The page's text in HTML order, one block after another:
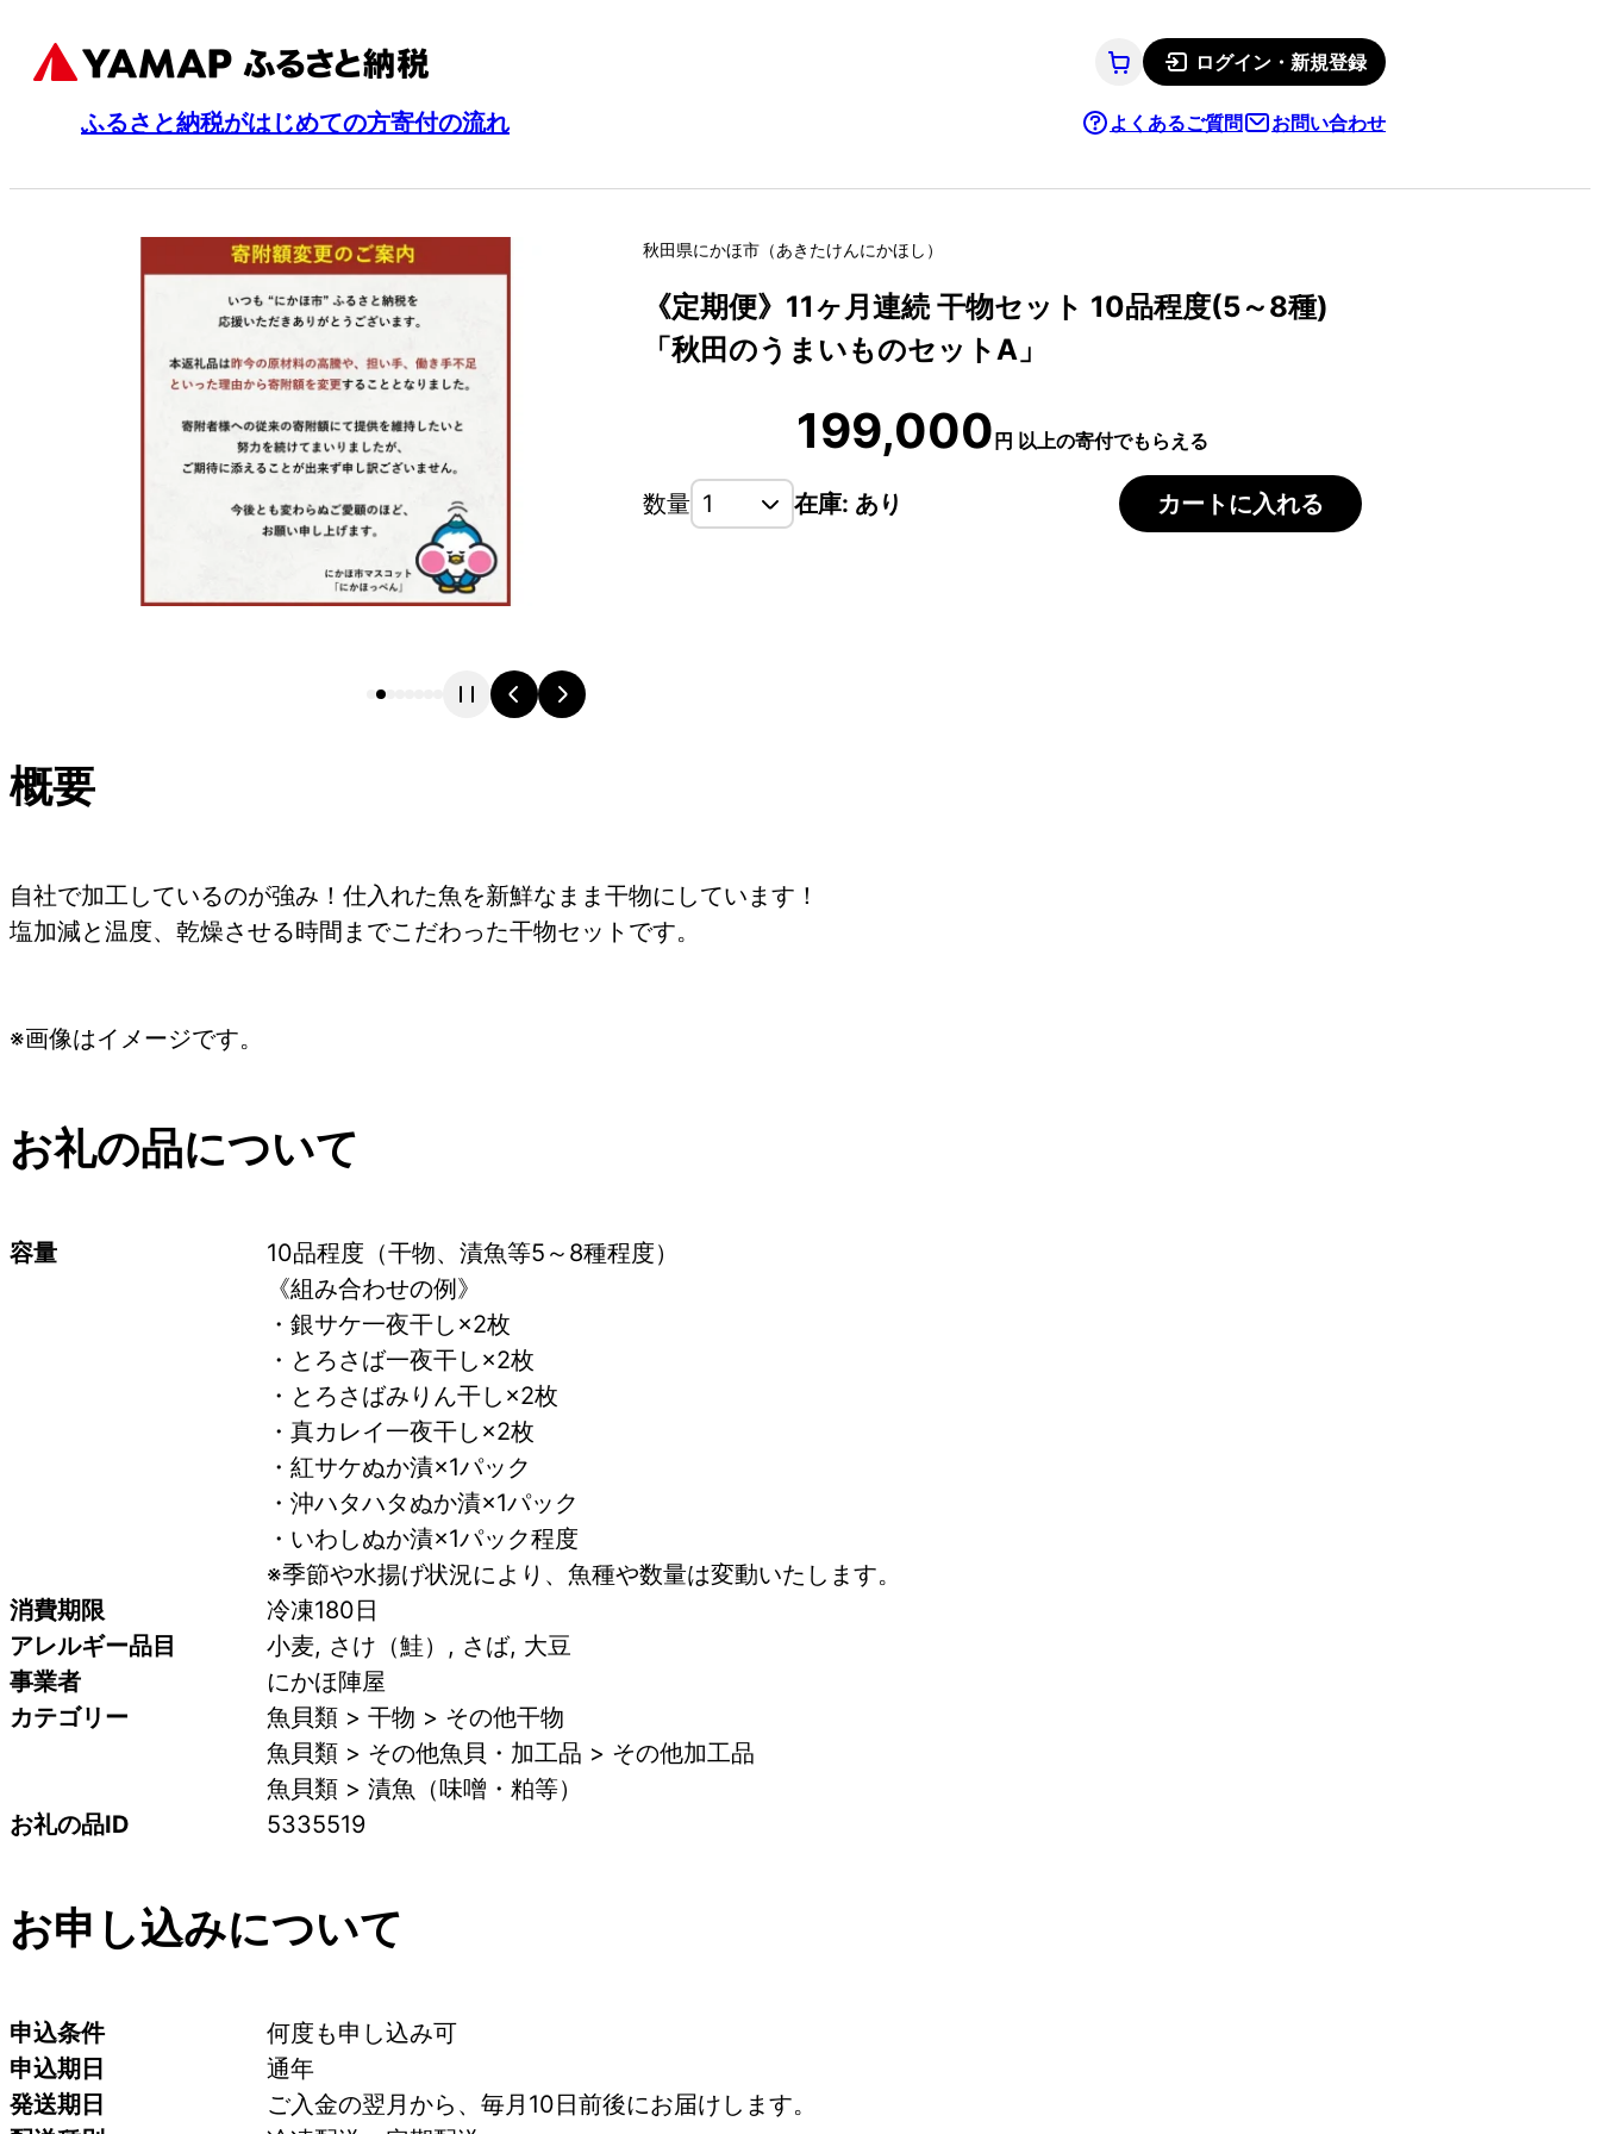
ログイン・新規登録
ふるさと納税がはじめての方寄付の流れ よくあるご質問 お問い合わせ
秋田県にかほ市 （あきたけんにかほし ）
《定期便》11ヶ月連続 干物セット 10品程度(5～8種)
「秋田のうまいものセットA」
199,000円 以上の寄付でもらえる
数量 在庫: あり カートに入れる
概要
自社で加工しているのが強み！仕入れた魚を新鮮なまま干物にしています！
塩加減と温度、乾燥させる時間までこだわった干物セットです。
※画像はイメージです。
お礼の品について
容量
10品程度（干物、漬魚等5～8種程度）
《組み合わせの例》
・銀サケ一夜干し×2枚
・とろさば一夜干し×2枚
・とろさばみりん干し×2枚
・真カレイ一夜干し×2枚
・紅サケぬか漬×1パック
・沖ハタハタぬか漬×1パック
・いわしぬか漬×1パック程度
※季節や水揚げ状況により、魚種や数量は変動いたします。
消費期限
冷凍180日
アレルギー品目
小麦, さけ（鮭）, さば, 大豆
事業者
にかほ陣屋
カテゴリー
魚貝類 > 干物 > その他干物
魚貝類 > その他魚貝・加工品 > その他加工品
魚貝類 > 漬魚（味噌・粕等）
お礼の品ID
5335519
お申し込みについて
申込条件
何度も申し込み可
申込期日
通年
発送期日
ご入金の翌月から、毎月10日前後にお届けします。